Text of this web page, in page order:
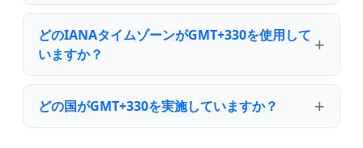
どのIANAタイムゾーンがGMT+330を使用して
いますか？
どの国がGMT+330を実施していますか？